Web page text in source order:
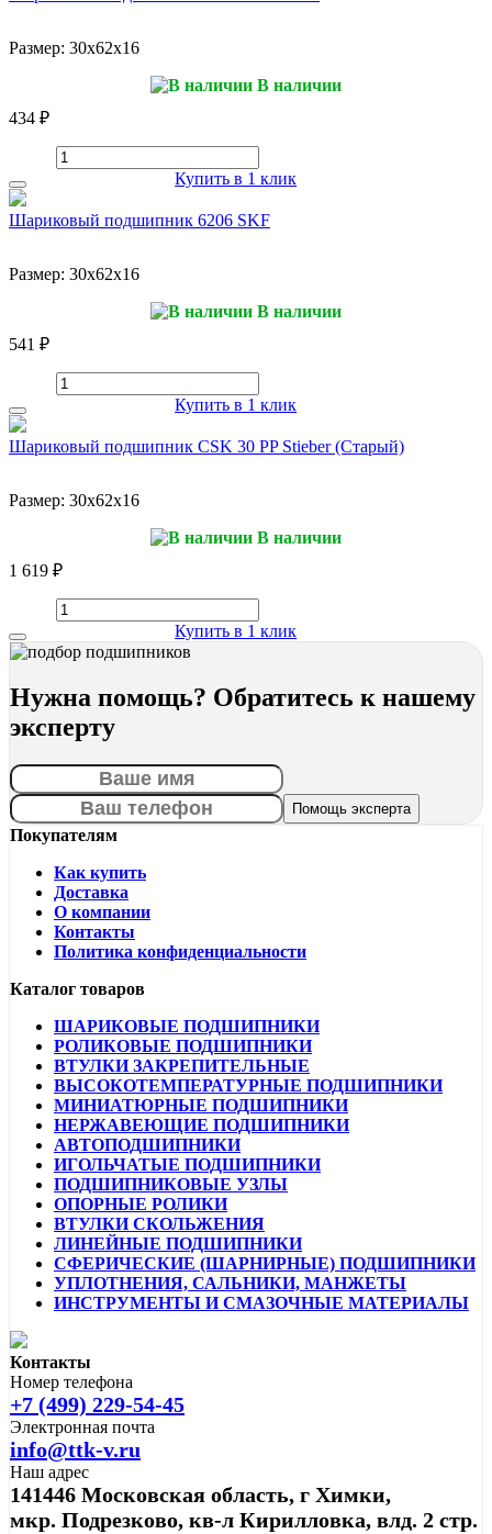
Размер: 30x62x16
В наличии
434 ₽
Купить в 1 клик
Шариковый подшипник 6206 SKF
Размер: 30x62x16
В наличии
541 ₽
Купить в 1 клик
Шариковый подшипник CSK 30 PP Stieber (Старый)
Размер: 30x62x16
В наличии
1 619 ₽
Купить в 1 клик
Нужна помощь? Обратитесь к нашему
эксперту
Покупателям
Как купить
Доставка
О компании
Контакты
Политика конфиденциальности
Каталог товаров
ШАРИКОВЫЕ ПОДШИПНИКИ
РОЛИКОВЫЕ ПОДШИПНИКИ
ВТУЛКИ ЗАКРЕПИТЕЛЬНЫЕ
ВЫСОКОТЕМПЕРАТУРНЫЕ ПОДШИПНИКИ
МИНИАТЮРНЫЕ ПОДШИПНИКИ
НЕРЖАВЕЮЩИЕ ПОДШИПНИКИ
АВТОПОДШИПНИКИ
ИГОЛЬЧАТЫЕ ПОДШИПНИКИ
ПОДШИПНИКОВЫЕ УЗЛЫ
ОПОРНЫЕ РОЛИКИ
ВТУЛКИ СКОЛЬЖЕНИЯ
ЛИНЕЙНЫЕ ПОДШИПНИКИ
СФЕРИЧЕСКИЕ (ШАРНИРНЫЕ) ПОДШИПНИКИ
УПЛОТНЕНИЯ, САЛЬНИКИ, МАНЖЕТЫ
ИНСТРУМЕНТЫ И СМАЗОЧНЫЕ МАТЕРИАЛЫ
Контакты
Номер телефона
+7 (499) 229-54-45
Электронная почта
info@ttk-v.ru
Наш адрес
141446 Московская область, г Химки,
мкр. Подрезково, кв-л Кирилловка, влд. 2 стр.